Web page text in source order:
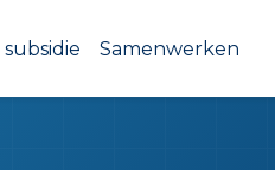
Samenwerken